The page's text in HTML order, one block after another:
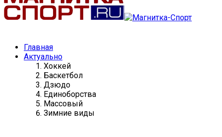
Главная
Актуально
Хоккей
Баскетбол
Дзюдо
Единоборства
Массовый
Зимние виды